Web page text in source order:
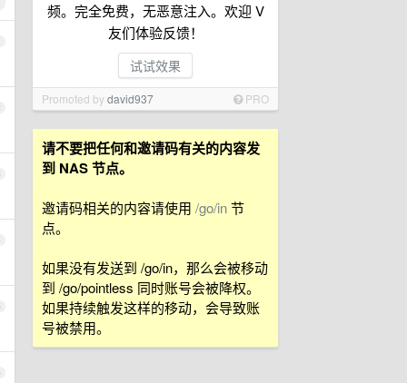
频。完全免费，无恶意注入。欢迎 V
友们体验反馈！
试试效果
Promoted bydavid937 PRO
请不要把任何和邀请码有关的内容发
到 NAS 节点。
邀请码相关的内容请使用 /go/in节
点。
如果没有发送到 /go/in，那么会被移动
到 /go/pointless 同时账号会被降权。
如果持续触发这样的移动，会导致账
号被禁用。